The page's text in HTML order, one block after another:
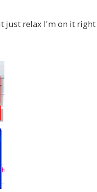
just relax I'm on it